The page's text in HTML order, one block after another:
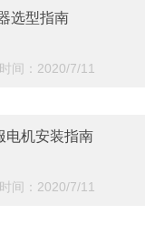
选型指南
间：2020/7/11
电机安装指南
间：2020/7/11